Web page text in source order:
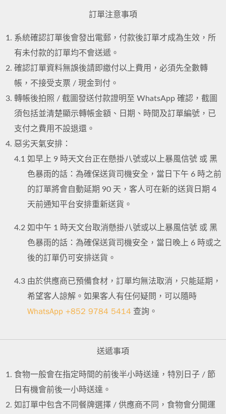
訂單注意事項
系統確認訂單後會發出電郵，付款後訂單才成為生效，所
有未付款的訂單均不會送遞。
確認訂單資料無誤後請即繳付以上費用，必須先全數轉
帳，不接受支票 / 現金到付。
轉帳後拍照 / 截圖發送付款證明至 WhatsApp 確認，截圖
須包括並清楚顯示轉帳金額、日期、時間及訂單編號，已
支付之費用不設退還。
惡劣天氣安排：
4.1 如早上 9 時天文台正在懸掛八號或以上暴風信號 或 黑
色暴雨的話：為確保送貨司機安全，當日下午 6 時之前
的訂單將會自動延期 90 天，客人可在新的送貨日期 4
天前通知平台安排重新送貨。
4.2 如中午 1 時天文台取消懸掛八號或以上暴風信號 或 黑
色暴雨的話：為確保送貨司機安全，當日晚上 6 時或之
後的訂單仍可安排送貨。
4.3 由於供應商已預備食材，訂單均無法取消，只能延期，
希望客人諒解。如果客人有任何疑問，可以隨時
WhatsApp +852 9784 5414 查詢。
送遞事項
食物一般會在指定時間的前後半小時送達，特別日子 / 節
日有機會前後一小時送達。
如訂單中包含不同餐牌選擇 / 供應商不同，食物會分開運